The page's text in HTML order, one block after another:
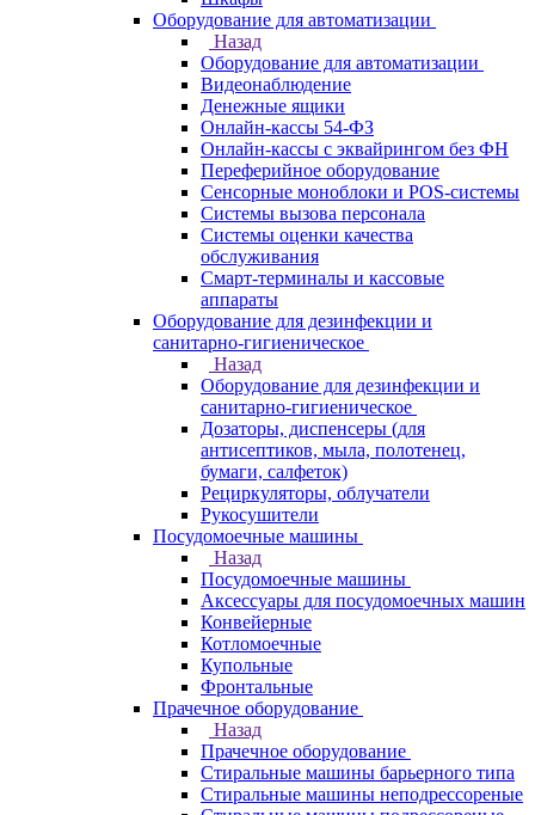
Оборудование для автоматизации
Назад
Оборудование для автоматизации
Видеонаблюдение
Денежные ящики
Онлайн-кассы 54-ФЗ
Онлайн-кассы с эквайрингом без ФН
Переферийное оборудование
Сенсорные моноблоки и POS-системы
Системы вызова персонала
Системы оценки качества
обслуживания
Смарт-терминалы и кассовые
аппараты
Оборудование для дезинфекции и
санитарно-гигиеническое
Назад
Оборудование для дезинфекции и
санитарно-гигиеническое
Дозаторы, диспенсеры (для
антисептиков, мыла, полотенец,
бумаги, салфеток)
Рециркуляторы, облучатели
Рукосушители
Посудомоечные машины
Назад
Посудомоечные машины
Аксессуары для посудомоечных машин
Конвейерные
Котломоечные
Купольные
Фронтальные
Прачечное оборудование
Назад
Прачечное оборудование
Cтиральные машины барьерного типа
Cтиральные машины неподрессореные